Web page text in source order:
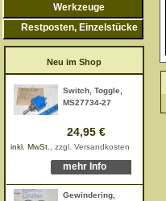
Werkzeuge
Restposten, Einzelstücke
Neu im Shop
Switch, Toggle,
MS27734-27
24,95 €
inkl. MwSt., zzgl. Versandkosten
mehr Info
Gewindering,